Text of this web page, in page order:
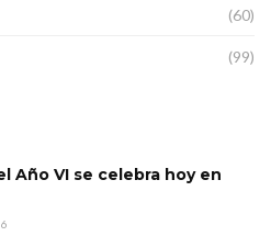
(60)
(99)
Año VI se celebra hoy en